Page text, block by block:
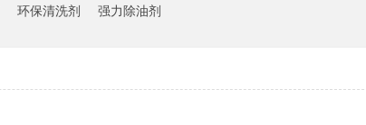
环保清洗剂 强力除油剂